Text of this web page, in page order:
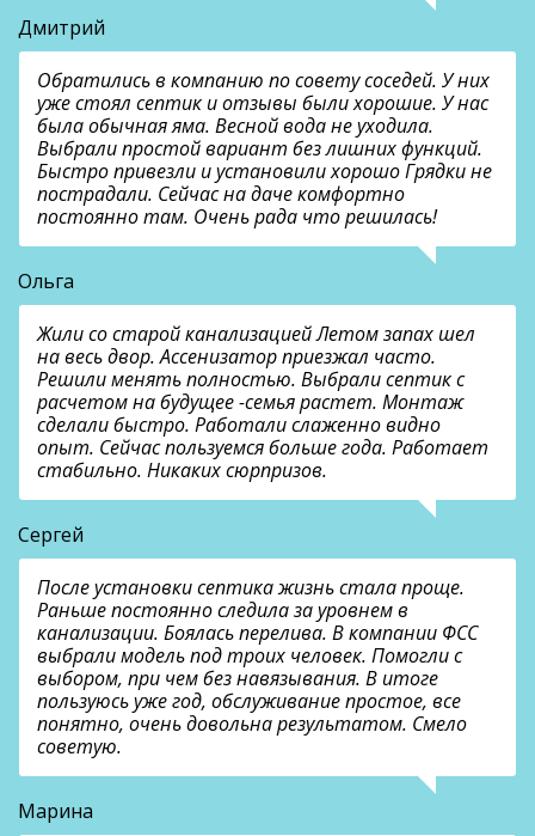
Дмитрий
Обратились в компанию по совету соседей. У них
уже стоял септик и отзывы были хорошие. У нас
была обычная яма. Весной вода не уходила.
Выбрали простой вариант без лишних функций.
Быстро привезли и установили хорошо Грядки не
пострадали. Сейчас на даче комфортно
постоянно там. Очень рада что решилась!
Ольга
Жили со старой канализацией Летом запах шел
на весь двор. Ассенизатор приезжал часто.
Решили менять полностью. Выбрали септик с
расчетом на будущее -семья растет. Монтаж
сделали быстро. Работали слаженно видно
опыт. Сейчас пользуемся больше года. Работает
стабильно. Никаких сюрпризов.
Сергей
После установки септика жизнь стала проще.
Раньше постоянно следила за уровнем в
канализации. Боялась перелива. В компании ФСС
выбрали модель под троих человек. Помогли с
выбором, при чем без навязывания. В итоге
пользуюсь уже год, обслуживание простое, все
понятно, очень довольна результатом. Смело
советую.
Марина